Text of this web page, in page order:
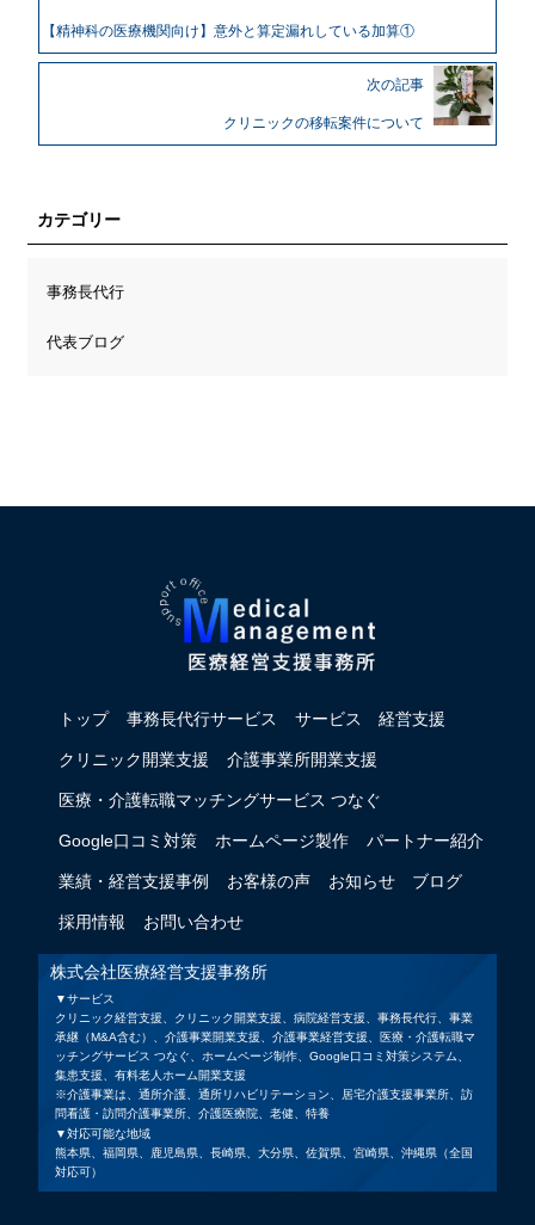
【精神科の医療機関向け】意外と算定漏れしている加算①
次の記事
クリニックの移転案件について
カテゴリー
事務長代行
代表ブログ
トップ 事務長代行サービス サービス 経営支援
クリニック開業支援 介護事業所開業支援
医療・介護転職マッチングサービス つなぐ
Google口コミ対策 ホームページ製作 パートナー紹介
業績・経営支援事例 お客様の声 お知らせ ブログ
採用情報 お問い合わせ
株式会社医療経営支援事務所
▼サービス
クリニック経営支援、クリニック開業支援、病院経営支援、事務長代行、事業
承継（M&A含む）、介護事業開業支援、介護事業経営支援、医療・介護転職マ
ッチングサービス つなぐ、ホームページ制作、Google口コミ対策システム、
集患支援、有料老人ホーム開業支援
※介護事業は、通所介護、通所リハビリテーション、居宅介護支援事業所、訪
問看護・訪問介護事業所、介護医療院、老健、特養
▼対応可能な地域
熊本県、福岡県、鹿児島県、長崎県、大分県、佐賀県、宮崎県、沖縄県（全国
対応可）